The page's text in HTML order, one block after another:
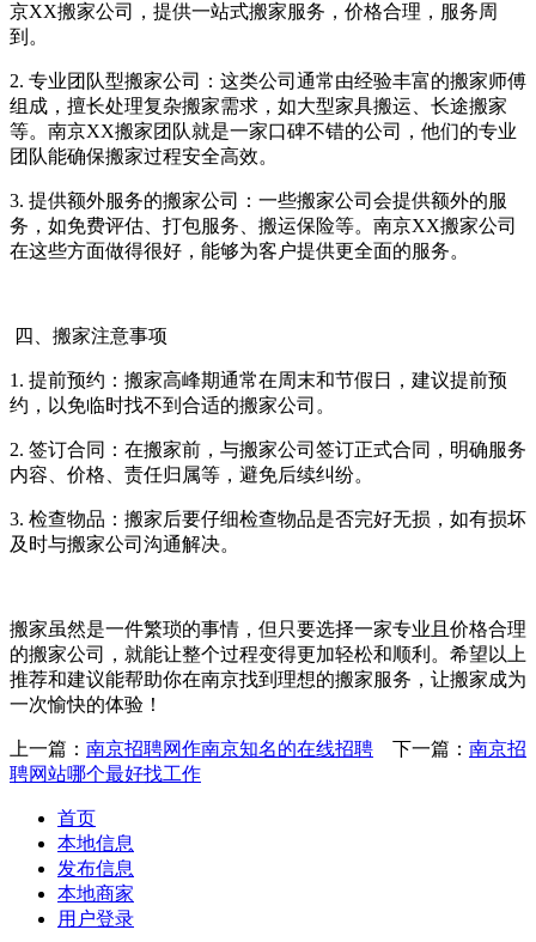
京XX搬家公司，提供一站式搬家服务，价格合理，服务周
到。
2. 专业团队型搬家公司：这类公司通常由经验丰富的搬家师傅
组成，擅长处理复杂搬家需求，如大型家具搬运、长途搬家
等。南京XX搬家团队就是一家口碑不错的公司，他们的专业
团队能确保搬家过程安全高效。
3. 提供额外服务的搬家公司：一些搬家公司会提供额外的服
务，如免费评估、打包服务、搬运保险等。南京XX搬家公司
在这些方面做得很好，能够为客户提供更全面的服务。
四、搬家注意事项
1. 提前预约：搬家高峰期通常在周末和节假日，建议提前预
约，以免临时找不到合适的搬家公司。
2. 签订合同：在搬家前，与搬家公司签订正式合同，明确服务
内容、价格、责任归属等，避免后续纠纷。
3. 检查物品：搬家后要仔细检查物品是否完好无损，如有损坏
及时与搬家公司沟通解决。
搬家虽然是一件繁琐的事情，但只要选择一家专业且价格合理
的搬家公司，就能让整个过程变得更加轻松和顺利。希望以上
推荐和建议能帮助你在南京找到理想的搬家服务，让搬家成为
一次愉快的体验！
上一篇： 南京招聘网作南京知名的在线招聘 下一篇： 南京招
聘网站哪个最好找工作
首页
本地信息
发布信息
本地商家
用户登录